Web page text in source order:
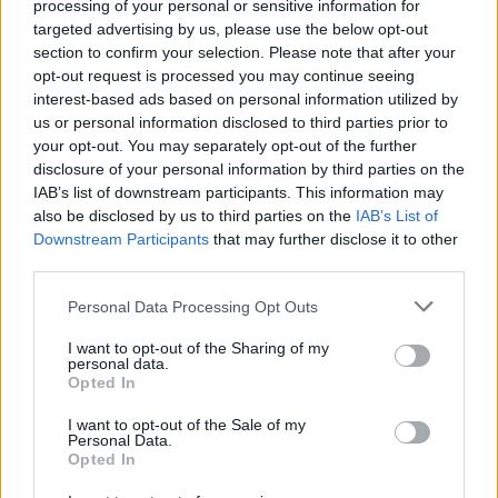
processing of your personal or sensitive information for
targeted advertising by us, please use the below opt-out
section to confirm your selection. Please note that after your
opt-out request is processed you may continue seeing
interest-based ads based on personal information utilized by
us or personal information disclosed to third parties prior to
your opt-out. You may separately opt-out of the further
disclosure of your personal information by third parties on the
IAB’s list of downstream participants. This information may
also be disclosed by us to third parties on the IAB’s List of
Downstream Participants that may further disclose it to other
Please note that this website/app uses one or more Google
not limited to your visit or usage behaviour. You may click to
grant or deny consent to Google and its third-party tags to
use your data for below specified purposes in below Google
consent section.
Personal Data Processing Opt Outs
I want to opt-out of the Sharing of my
personal data.
Opted In
I want to opt-out of the Sale of my
Personal Data.
Opted In
Julho de
2022
$ 1,15
$
0,9172
$ 1,31 $ 1,11 10%
Agosto de
2022
$ 1,18
$
0,9920
$ 1,35 $ 1,17 3%
Setembro
de 2022
$ 1,20 $ 1,06 $ 1,28 $ 1,17 2%
Outubro
$ 1,25 $ 1,19 $ 1,49 $ 1,34 4%
Novembro
$ 1,39 $ 1,14 $ 1,67 11%
Dezembro
de 2022
$ 1,32 -5%
Previsão de preços para 2023